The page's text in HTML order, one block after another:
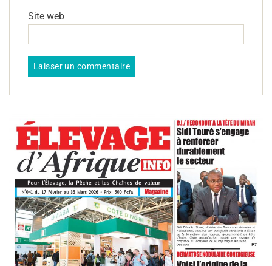
Site web